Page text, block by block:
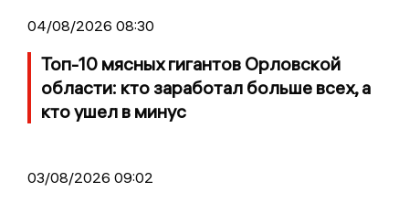
04/08/2026 08:30
Топ-10 мясных гигантов Орловской
области: кто заработал больше всех, а
кто ушел в минус
03/08/2026 09:02